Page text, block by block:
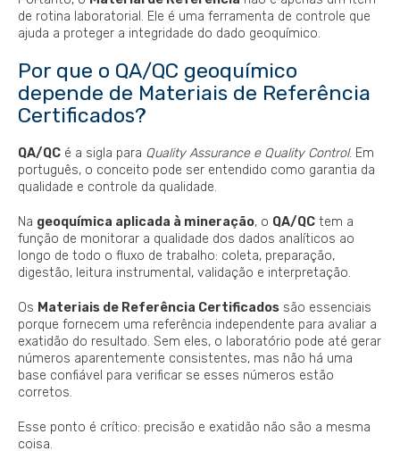
de rotina laboratorial. Ele é uma ferramenta de controle que
ajuda a proteger a integridade do dado geoquímico.
Por que o QA/QC geoquímico
depende de Materiais de Referência
Certificados?
QA/QC é a sigla para Quality Assurance e Quality Control. Em
português, o conceito pode ser entendido como garantia da
qualidade e controle da qualidade.
Na geoquímica aplicada à mineração, o QA/QC tem a
função de monitorar a qualidade dos dados analíticos ao
longo de todo o fluxo de trabalho: coleta, preparação,
digestão, leitura instrumental, validação e interpretação.
Os Materiais de Referência Certificados são essenciais
porque fornecem uma referência independente para avaliar a
exatidão do resultado. Sem eles, o laboratório pode até gerar
números aparentemente consistentes, mas não há uma
base confiável para verificar se esses números estão
corretos.
Esse ponto é crítico: precisão e exatidão não são a mesma
coisa.